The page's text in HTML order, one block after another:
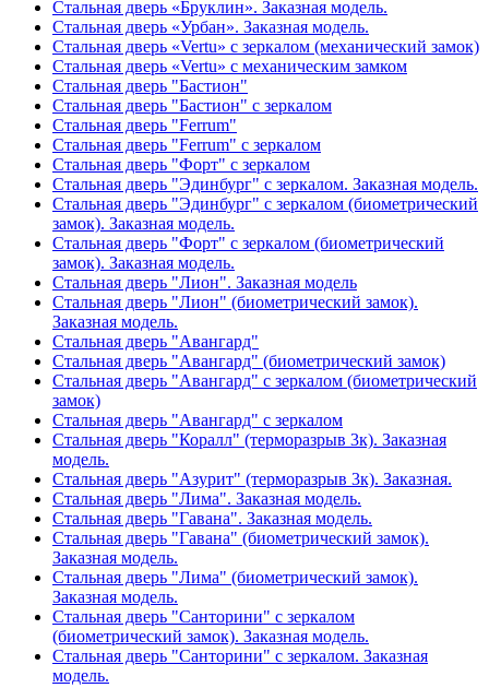
Стальная дверь «Бруклин». Заказная модель.
Стальная дверь «Урбан». Заказная модель.
Стальная дверь «Vertu» с зеркалом (механический замок)
Стальная дверь «Vertu» с механическим замком
Стальная дверь "Бастион"
Стальная дверь "Бастион" с зеркалом
Стальная дверь "Ferrum"
Стальная дверь "Ferrum" с зеркалом
Стальная дверь "Форт" с зеркалом
Стальная дверь "Эдинбург" с зеркалом. Заказная модель.
Стальная дверь "Эдинбург" с зеркалом (биометрический
замок). Заказная модель.
Стальная дверь "Форт" с зеркалом (биометрический
замок). Заказная модель.
Стальная дверь "Лион". Заказная модель
Стальная дверь "Лион" (биометрический замок).
Заказная модель.
Стальная дверь "Авангард"
Стальная дверь "Авангард" (биометрический замок)
Стальная дверь "Авангард" с зеркалом (биометрический
замок)
Стальная дверь "Авангард" с зеркалом
Стальная дверь "Коралл" (терморазрыв 3к). Заказная
модель.
Стальная дверь "Азурит" (терморазрыв 3к). Заказная.
Стальная дверь "Лима". Заказная модель.
Стальная дверь "Гавана". Заказная модель.
Стальная дверь "Гавана" (биометрический замок).
Заказная модель.
Стальная дверь "Лима" (биометрический замок).
Заказная модель.
Стальная дверь "Санторини" с зеркалом
(биометрический замок). Заказная модель.
Стальная дверь "Санторини" с зеркалом. Заказная
модель.